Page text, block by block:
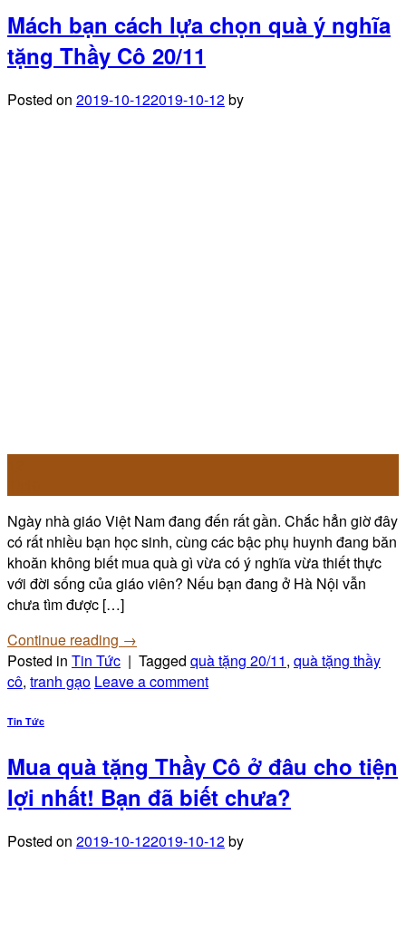
Mách bạn cách lựa chọn quà ý nghĩa
tặng Thầy Cô 20/11
Posted on 2019-10-122019-10-12by
Ngày nhà giáo Việt Nam đang đến rất gần. Chắc hẳn giờ đây
có rất nhiều bạn học sinh, cùng các bậc phụ huynh đang băn
khoăn không biết mua quà gì vừa có ý nghĩa vừa thiết thực
với đời sống của giáo viên? Nếu bạn đang ở Hà Nội vẫn
chưa tìm được […]
Continue reading →
Posted in Tin Tức | Tagged quà tặng 20/11, quà tặng thầy
cô, tranh gạo Leave a comment
Tin Tức
Mua quà tặng Thầy Cô ở đâu cho tiện
lợi nhất! Bạn đã biết chưa?
Posted on 2019-10-122019-10-12by